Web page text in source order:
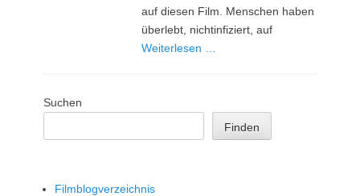
auf diesen Film. Menschen haben
überlebt, nichtinfiziert, auf
Weiterlesen …
Suchen
Finden
Filmblogverzeichnis